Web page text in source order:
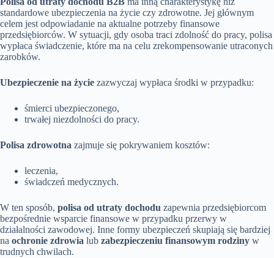
standardowe ubezpieczenia na życie czy zdrowotne. Jej głównym
celem jest odpowiadanie na aktualne potrzeby finansowe
przedsiębiorców. W sytuacji, gdy osoba traci zdolność do pracy, polisa
wypłaca świadczenie, które ma na celu zrekompensowanie utraconych
zarobków.
Ubezpieczenie na życie zazwyczaj wypłaca środki w przypadku:
śmierci ubezpieczonego,
trwałej niezdolności do pracy.
Polisa zdrowotna zajmuje się pokrywaniem kosztów:
leczenia,
świadczeń medycznych.
W ten sposób, polisa od utraty dochodu zapewnia przedsiębiorcom
bezpośrednie wsparcie finansowe w przypadku przerwy w
działalności zawodowej. Inne formy ubezpieczeń skupiają się bardziej
na ochronie zdrowia lub zabezpieczeniu finansowym rodziny w
trudnych chwilach.